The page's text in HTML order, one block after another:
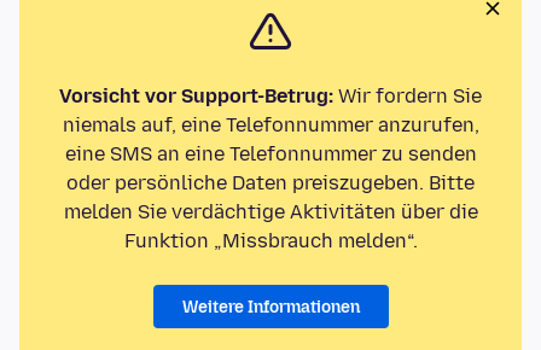
Vorsicht vor Support-Betrug: Wir fordern Sie
niemals auf, eine Telefonnummer anzurufen,
eine SMS an eine Telefonnummer zu senden
oder persönliche Daten preiszugeben. Bitte
melden Sie verdächtige Aktivitäten über die
Funktion „Missbrauch melden“.
Weitere Informationen